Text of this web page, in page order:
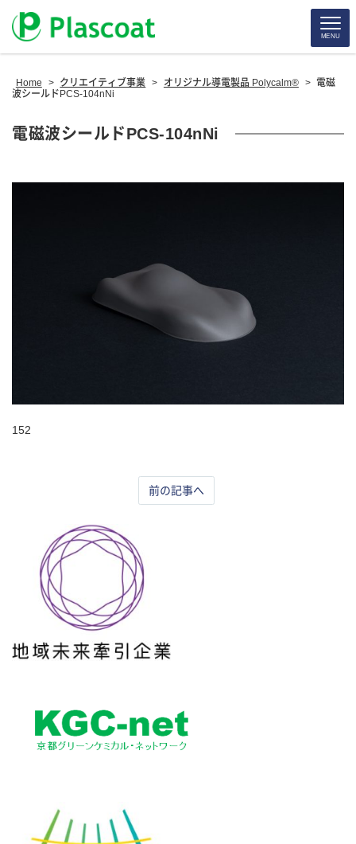
MENU
Home > クリエイティブ事業 > オリジナル導電製品 Polycalm® > 電磁
波シールドPCS-104nNi
電磁波シールドPCS-104nNi
152
前の記事へ